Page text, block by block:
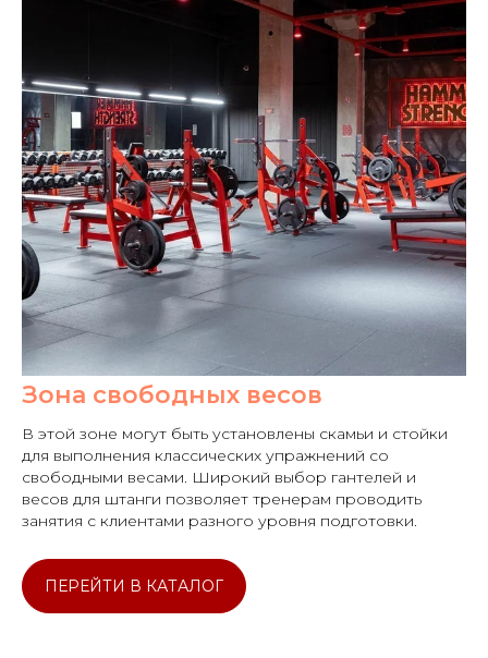
Зона свободных весов
В этой зоне могут быть установлены скамьи и стойки
для выполнения классических упражнений со
свободными весами. Широкий выбор гантелей и
весов для штанги позволяет тренерам проводить
занятия с клиентами разного уровня подготовки.
ПЕРЕЙТИ В КАТАЛОГ